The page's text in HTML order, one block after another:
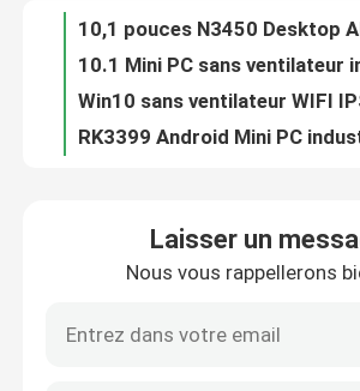
Contact
Demande de soumission
Mini Pc industrielLaisser un
Nous vous rappellerons